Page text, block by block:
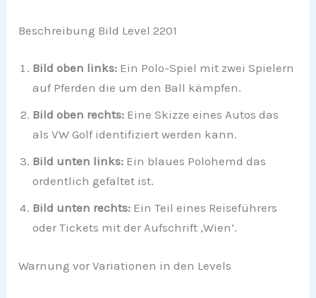
Beschreibung Bild Level 2201
Bild oben links: Ein Polo-Spiel mit zwei Spielern
auf Pferden die um den Ball kämpfen.
Bild oben rechts: Eine Skizze eines Autos das
als VW Golf identifiziert werden kann.
Bild unten links: Ein blaues Polohemd das
ordentlich gefaltet ist.
Bild unten rechts: Ein Teil eines Reiseführers
oder Tickets mit der Aufschrift ‚Wien‘.
Warnung vor Variationen in den Levels